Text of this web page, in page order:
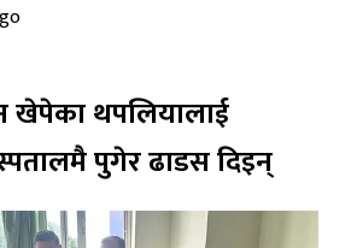
थपलियालाई
पुगेर ढाडस दिइन्